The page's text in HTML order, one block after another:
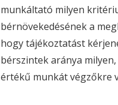
munkáltató milyen
bérnövekedésének a
hogy tájékoztatást
bérszintek aránya
értékű munkát végzőkre